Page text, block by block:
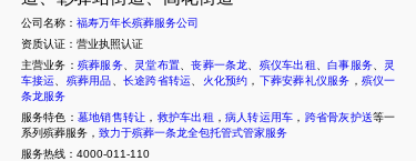
公司名称： 福寿万年长殡葬服务公司
资质认证：营业执照认证
主营业务： 殡葬服务、 灵堂布置 、丧葬一条龙 殡仪车出租 、白事服务
灵
车接运
殡葬用品 长途跨省转运 火化预约 ， 下葬安葬礼仪服务 ， 殡仪一
条龙服务
服务特色： 墓地销售转让 ， 救护车出租 ， 病人转运用车 ， 跨省骨灰护送等一
系列殡葬服务， 致力于殡葬一条龙全包托管式管家服务
服务热线：4000-011-110